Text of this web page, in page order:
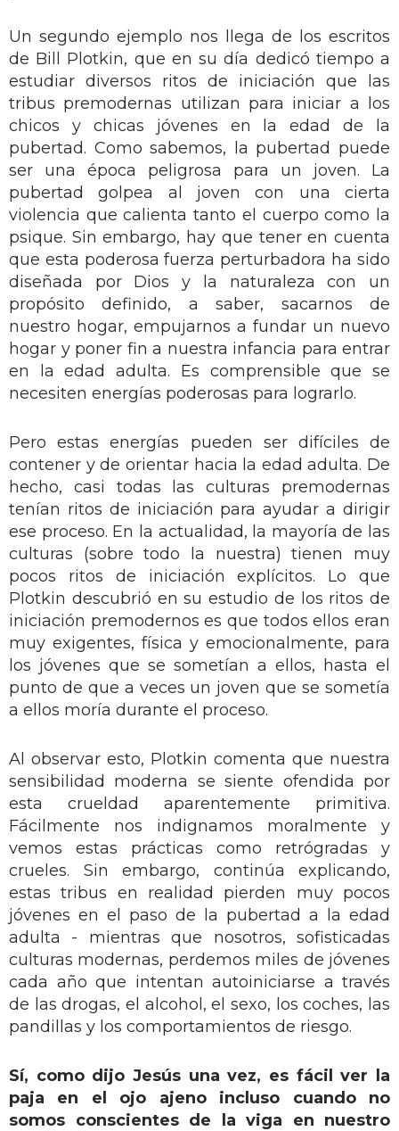
Un segundo ejemplo nos llega de los escritos
de Bill Plotkin, que en su día dedicó tiempo a
estudiar diversos ritos de iniciación que las
tribus premodernas utilizan para iniciar a los
chicos y chicas jóvenes en la edad de la
pubertad. Como sabemos, la pubertad puede
ser una época peligrosa para un joven. La
pubertad golpea al joven con una cierta
violencia que calienta tanto el cuerpo como la
psique. Sin embargo, hay que tener en cuenta
que esta poderosa fuerza perturbadora ha sido
diseñada por Dios y la naturaleza con un
propósito definido, a saber, sacarnos de
nuestro hogar, empujarnos a fundar un nuevo
hogar y poner fin a nuestra infancia para entrar
en la edad adulta. Es comprensible que se
necesiten energías poderosas para lograrlo.
Pero estas energías pueden ser difíciles de
contener y de orientar hacia la edad adulta. De
hecho, casi todas las culturas premodernas
tenían ritos de iniciación para ayudar a dirigir
ese proceso. En la actualidad, la mayoría de las
culturas (sobre todo la nuestra) tienen muy
pocos ritos de iniciación explícitos. Lo que
Plotkin descubrió en su estudio de los ritos de
iniciación premodernos es que todos ellos eran
muy exigentes, física y emocionalmente, para
los jóvenes que se sometían a ellos, hasta el
punto de que a veces un joven que se sometía
a ellos moría durante el proceso.
Al observar esto, Plotkin comenta que nuestra
sensibilidad moderna se siente ofendida por
esta crueldad aparentemente primitiva.
Fácilmente nos indignamos moralmente y
vemos estas prácticas como retrógradas y
crueles. Sin embargo, continúa explicando,
estas tribus en realidad pierden muy pocos
jóvenes en el paso de la pubertad a la edad
adulta - mientras que nosotros, sofisticadas
culturas modernas, perdemos miles de jóvenes
cada año que intentan autoiniciarse a través
de las drogas, el alcohol, el sexo, los coches, las
pandillas y los comportamientos de riesgo.
Sí, como dijo Jesús una vez, es fácil ver la
paja en el ojo ajeno incluso cuando no
somos conscientes de la viga en nuestro